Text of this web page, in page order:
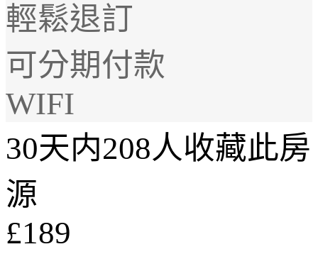
輕鬆退訂
可分期付款
WIFI
30天内208人收藏此房
源
£189